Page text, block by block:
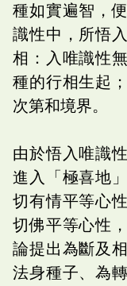
種如實遍智，
識性中，所悟
相：入唯識性
種的行相生起
次第和境界。
由於悟入唯識
進入「極喜地
切有情平等心
切佛平等心性
論提出為斷及
法身種子、為